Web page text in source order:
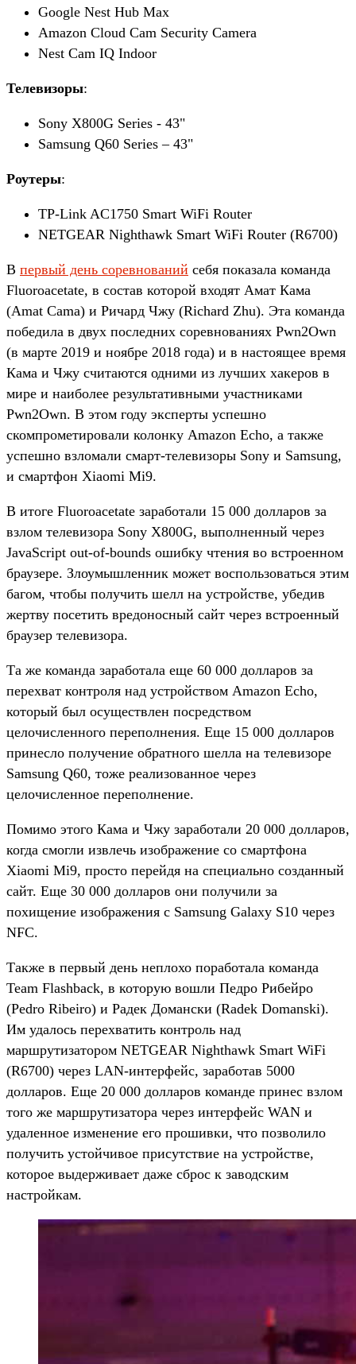
Google Nest Hub Max
Amazon Cloud Cam Security Camera
Nest Cam IQ Indoor
Телевизоры:
Sony X800G Series - 43"
Samsung Q60 Series – 43"
Роутеры:
TP-Link AC1750 Smart WiFi Router
NETGEAR Nighthawk Smart WiFi Router (R6700)
В первый день соревнований себя показала команда
Fluoroacetate, в состав которой входят Амат Кама
(Amat Cama) и Ричард Чжу (Richard Zhu). Эта команда
победила в двух последних соревнованиях Pwn2Own
(в марте 2019 и ноябре 2018 года) и в настоящее время
Кама и Чжу считаются одними из лучших хакеров в
мире и наиболее результативными участниками
Pwn2Own. В этом году эксперты успешно
скомпрометировали колонку Amazon Echo, а также
успешно взломали смарт-телевизоры Sony и Samsung,
и смартфон Xiaomi Mi9.
В итоге Fluoroacetate заработали 15 000 долларов за
взлом телевизора Sony X800G, выполненный через
JavaScript out-of-bounds ошибку чтения во встроенном
браузере. Злоумышленник может воспользоваться этим
багом, чтобы получить шелл на устройстве, убедив
жертву посетить вредоносный сайт через встроенный
браузер телевизора.
Та же команда заработала еще 60 000 долларов за
перехват контроля над устройством Amazon Echo,
который был осуществлен посредством
целочисленного переполнения. Еще 15 000 долларов
принесло получение обратного шелла на телевизоре
Samsung Q60, тоже реализованное через
целочисленное переполнение.
Помимо этого Кама и Чжу заработали 20 000 долларов,
когда смогли извлечь изображение со смартфона
Xiaomi Mi9, просто перейдя на специально созданный
сайт. Еще 30 000 долларов они получили за
похищение изображения с Samsung Galaxy S10 через
NFC.
Также в первый день неплохо поработала команда
Team Flashback, в которую вошли Педро Рибейро
(Pedro Ribeiro) и Радек Домански (Radek Domanski).
Им удалось перехватить контроль над
маршрутизатором NETGEAR Nighthawk Smart WiFi
(R6700) через LAN-интерфейс, заработав 5000
долларов. Еще 20 000 долларов команде принес взлом
того же маршрутизатора через интерфейс WAN и
удаленное изменение его прошивки, что позволило
получить устойчивое присутствие на устройстве,
которое выдерживает даже сброс к заводским
настройкам.